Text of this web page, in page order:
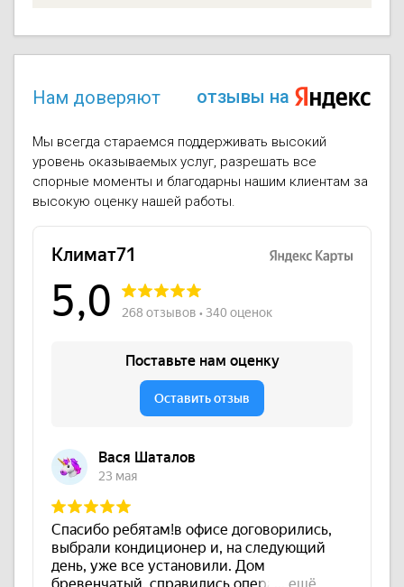
Нам доверяют отзывы на
Мы всегда стараемся поддерживать высокий
уровень оказываемых услуг, разрешать все
спорные моменты и благодарны нашим клиентам за
высокую оценку нашей работы.